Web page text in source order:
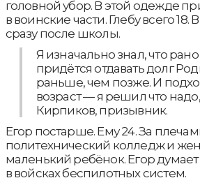
головной убор. В этой одежде
в воинские части. Глебу всего
сразу после школы.
Я изначально знал, что
придётся отдавать долг
раньше, чем позже. И
возраст — я решил что
Кирпиков, призывник.
Егор постарше. Ему 24. За
политехнический колледж и
маленький ребёнок. Егор
в войсках беспилотных систем.